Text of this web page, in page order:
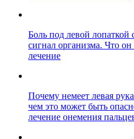
Боль под левой
сигнал организма. Что он
лечение
Почему немеет левая
чем это может быть
лечение онемения